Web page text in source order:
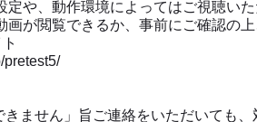
定や、動作環境によってはご視聴いた
画が閲覧できるか、事前にご確認の上
pretest5/
ません」旨ご連絡をいただいても